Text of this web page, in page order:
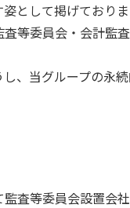
として掲げておりま
等委員会・会計
当グループの永
査等委員会設置会社